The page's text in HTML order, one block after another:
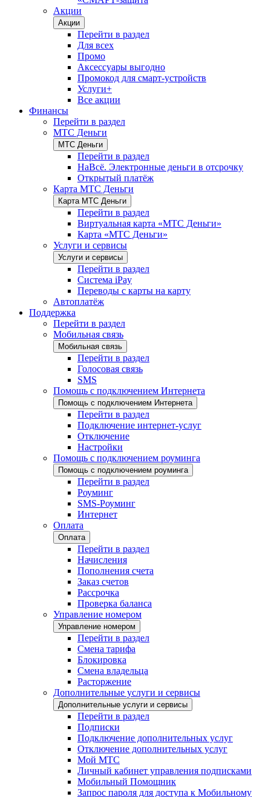
Акции
Акции
Перейти в раздел
Для всех
Промо
Аксессуары выгодно
Промокод для смарт-устройств
Услуги+
Все акции
Финансы
Перейти в раздел
МТС Деньги
МТС Деньги
Перейти в раздел
НаВсё. Электронные деньги в отсрочку
Открытый платёж
Карта МТС Деньги
Карта МТС Деньги
Перейти в раздел
Виртуальная карта «МТС Деньги»
Карта «МТС Деньги»
Услуги и сервисы
Услуги и сервисы
Перейти в раздел
Система iPay
Переводы с карты на карту
Автоплатёж
Поддержка
Перейти в раздел
Мобильная связь
Мобильная связь
Перейти в раздел
Голосовая связь
SMS
Помощь с подключением Интернета
Помощь с подключением Интернета
Перейти в раздел
Подключение интернет-услуг
Отключение
Настройки
Помощь с подключением роуминга
Помощь с подключением роуминга
Перейти в раздел
Роуминг
SMS-Роуминг
Интернет
Оплата
Оплата
Перейти в раздел
Начисления
Пополнения счета
Заказ счетов
Рассрочка
Проверка баланса
Управление номером
Управление номером
Перейти в раздел
Смена тарифа
Блокировка
Смена владельца
Расторжение
Дополнительные услуги и сервисы
Дополнительные услуги и сервисы
Перейти в раздел
Подписки
Подключение дополнительных услуг
Отключение дополнительных услуг
Мой МТС
Личный кабинет управления подписками
Мобильный Помощник
Запрос пароля для доступа к Мобильному